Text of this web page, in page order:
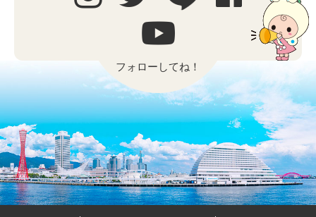
フォローしてね！